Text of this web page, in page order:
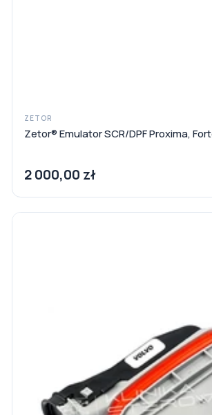
ZETOR
Zetor® Emulator SCR/DPF Proxima,
2 000,00 zł